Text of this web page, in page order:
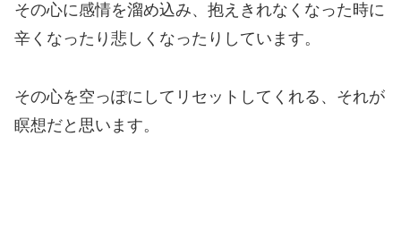
その心に感情を溜め込み、抱えきれなくなった時に
辛くなったり悲しくなったりしています。
その心を空っぽにしてリセットしてくれる、それが
瞑想だと思います。